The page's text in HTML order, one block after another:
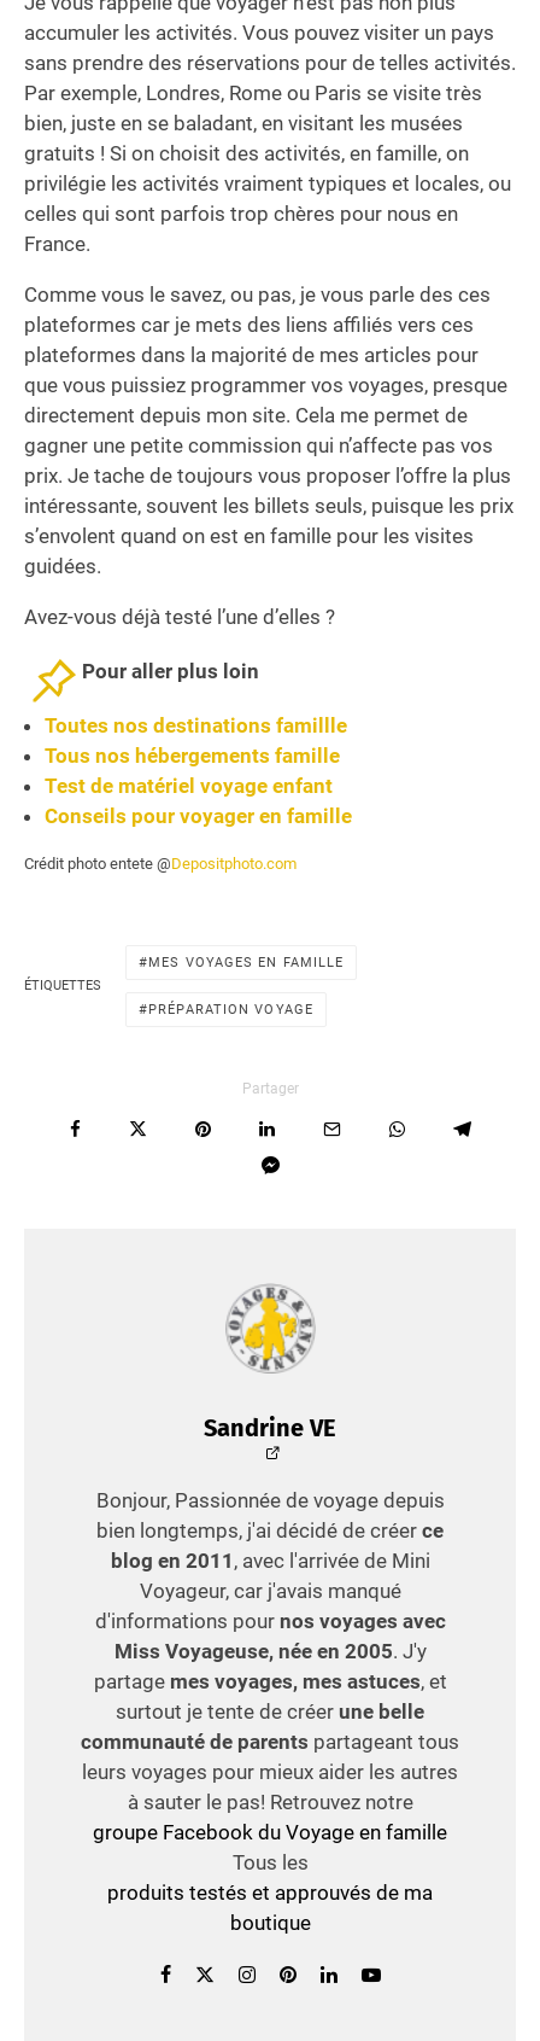
accumuler les activités. Vous pouvez visiter un pays
sans prendre des réservations pour de telles activités.
Par exemple, Londres, Rome ou Paris se visite très
bien, juste en se baladant, en visitant les musées
gratuits ! Si on choisit des activités, en famille, on
privilégie les activités vraiment typiques et locales, ou
celles qui sont parfois trop chères pour nous en
France.
Comme vous le savez, ou pas, je vous parle des ces
plateformes car je mets des liens affiliés vers ces
plateformes dans la majorité de mes articles pour
que vous puissiez programmer vos voyages, presque
directement depuis mon site. Cela me permet de
gagner une petite commission qui n’affecte pas vos
prix. Je tache de toujours vous proposer l’offre la plus
intéressante, souvent les billets seuls, puisque les prix
s’envolent quand on est en famille pour les visites
guidées.
Avez-vous déjà testé l’une d’elles ?
Pour aller plus loin
Toutes nos destinations famillle
Tous nos hébergements famille
Test de matériel voyage enfant
Conseils pour voyager en famille
Crédit photo entete @Depositphoto.com
ÉTIQUETTES
MES VOYAGES EN FAMILLE
PRÉPARATION VOYAGE
Partager
Sandrine VE
Bonjour, Passionnée de voyage depuis
bien longtemps, j'ai décidé de créer ce
blog en 2011 , avec l'arrivée de Mini
Voyageur, car j'avais manqué
d'informations pour nos voyages avec
Miss Voyageuse, née en 2005. J'y
partage mes voyages, mes astuces, et
surtout je tente de créer une belle
communauté de parents partageant tous
leurs voyages pour mieux aider les autres
à sauter le pas! Retrouvez notre
groupe Facebook du Voyage en famille
Tous les
produits testés et approuvés de ma
boutique